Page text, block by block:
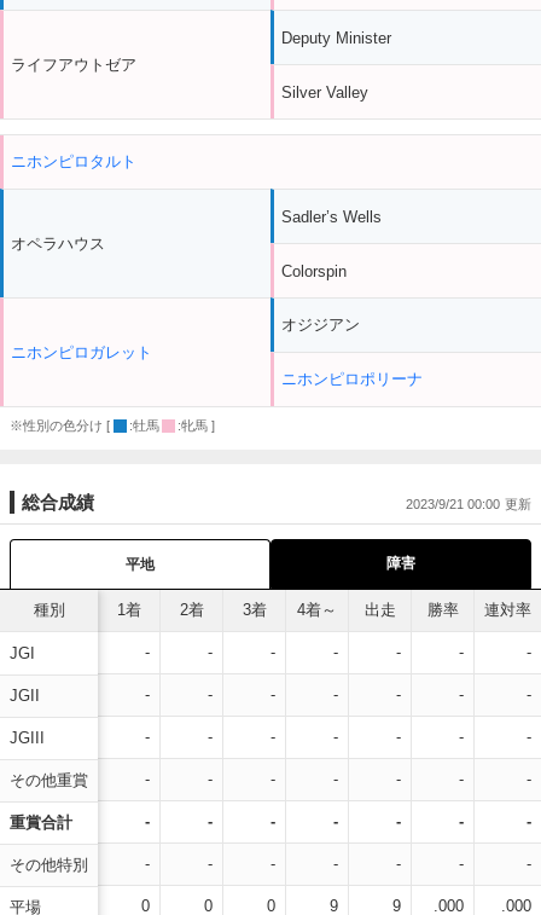
ライフアウトゼア
Deputy Minister
Silver Valley
ニホンピロタルト
オペラハウス
ニホンピロガレット
Sadler’s Wells
Colorspin
オジジアン
ニホンピロポリーナ
※性別の色分け [ :牡馬 :牝馬 ]
総合成績 2023/9/21 00:00
平地 障害
種別
JGI
JGII
JGIII
その他重賞
重賞合計
その他特別
平場
1着 2着 3着 4着～ 出走 勝率 連対率
- - - - - - -
- - - - - - -
- - - - - - -
- - - - - - -
- - - - - - -
- - - - - - -
0 0 0 9 9 .000 .000